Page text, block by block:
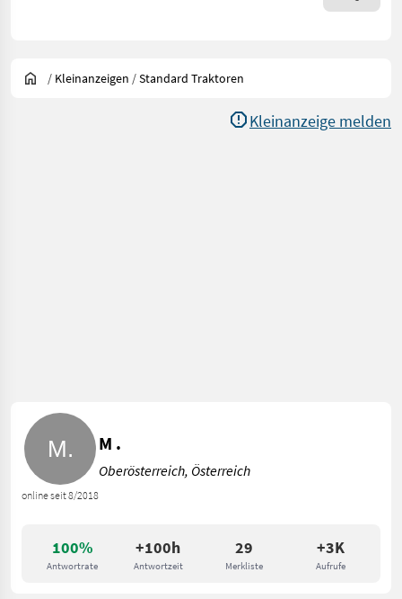
/ Kleinanzeigen /Standard Traktoren
Kleinanzeige melden
100%
Antwortrate
+100h
Antwortzeit
29
Merkliste
+3K
Aufrufe
online seit 8/2018
M .
Oberösterreich, Österreich